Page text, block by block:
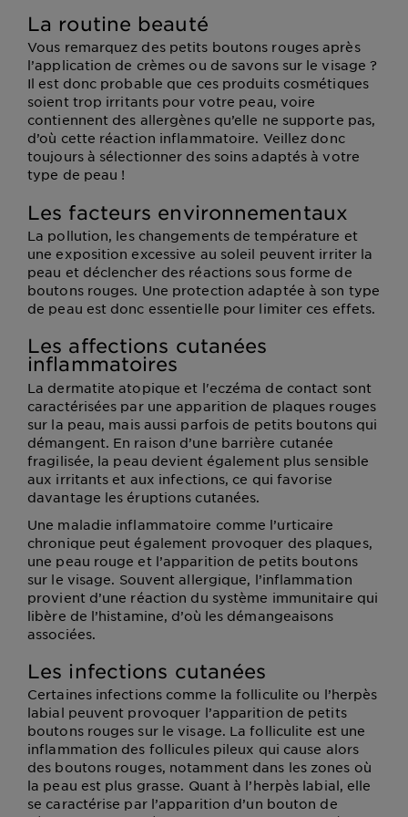
La routine beauté
Vous remarquez des petits boutons rouges après
l’application de crèmes ou de savons sur le visage ?
Il est donc probable que ces produits cosmétiques
soient trop irritants pour votre peau, voire
contiennent des allergènes qu’elle ne supporte pas,
d’où cette réaction inflammatoire. Veillez donc
toujours à sélectionner des soins adaptés à votre
type de peau !
Les facteurs environnementaux
La pollution, les changements de température et
une exposition excessive au soleil peuvent irriter la
peau et déclencher des réactions sous forme de
boutons rouges. Une protection adaptée à son type
de peau est donc essentielle pour limiter ces effets.
Les affections cutanées
inflammatoires
La dermatite atopique et l'eczéma de contact sont
caractérisées par une apparition de plaques rouges
sur la peau, mais aussi parfois de petits boutons qui
démangent. En raison d’une barrière cutanée
fragilisée, la peau devient également plus sensible
aux irritants et aux infections, ce qui favorise
davantage les éruptions cutanées.
Une maladie inflammatoire comme l’urticaire
chronique peut également provoquer des plaques,
une peau rouge et l’apparition de petits boutons
sur le visage. Souvent allergique, l’inflammation
provient d’une réaction du système immunitaire qui
libère de l’histamine, d’où les démangeaisons
associées.
Les infections cutanées
Certaines infections comme la folliculite ou l’herpès
labial peuvent provoquer l’apparition de petits
boutons rouges sur le visage. La folliculite est une
inflammation des follicules pileux qui cause alors
des boutons rouges, notamment dans les zones où
la peau est plus grasse. Quant à l’herpès labial, elle
se caractérise par l’apparition d’un bouton de